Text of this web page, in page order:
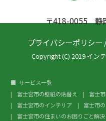
〒418-0055 静
プライバシーポリシー
Copyright (C) 2019 イン
サービス一覧
富士宮市の壁紙の貼替え
富士
富士宮市のインテリア
富士市
富士宮市の住まいのお困りごと解決